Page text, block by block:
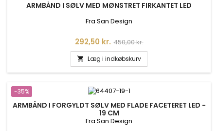
ARMBÅND I SØLV MED MØNSTRET FIRKANTET LED
Fra San Design
Pris
292,50 kr. Normalpris
450,00 kr.
 Læg i indkøbskurv
-35%
ARMBÅND I FORGYLDT SØLV MED FLADE FACETERET LED -
19 CM
Fra San Design